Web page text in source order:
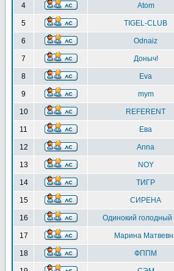
4 Atom
5 TIGEL-CLUB
6 Odnaiz
7 Доныч!
8 Eva
9 mym
10 REFERENT
11 Ева
12 Anna
13 NOY
14 ТИГР
15 СИРЕНА
16 Одинокий голодный
17 Марина
18 ФППМ